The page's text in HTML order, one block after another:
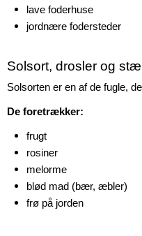
lave foderhuse
jordnære fodersteder
Solsort, drosler og
Solsorten er en af de fugle,
De foretrækker:
frugt
rosiner
melorme
blød mad (bær, æbler)
frø på jorden